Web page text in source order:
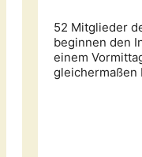
52 Mitglieder
beginnen den
einem
gleichermaßen